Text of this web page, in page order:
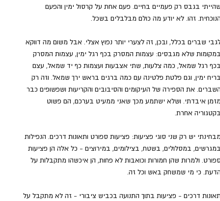
בגבס רק פעמיים בחיים. פעם אחת על קרסול ימין והפעם
זהו. לא יודע מה כולם מבלבלים בשכל.
שברים בכלל, ובכן, זה לצערי יותר נפוץ אצלי. אבל משום מה דווקא
שלא מגבסים: עצמות המסרק בכף רגל ימין, עצמות המסרק
רגל שמאל, כמה צלעות, שתי אצבעות ועצמות כף יד שמאל, עצם
ימין, וגם פלטת פלטינה עם כמה ברגים בראש ירך שמאל. וזה רק
את הספירה של העיקומים והסיבובים והקריעות ושפשופים כבר
איבדתי. ושלא ישתמע מכך שאני ממעיט בערכם, הם פשוט
אחרת.
יש רק שני סוגי פציעות: פציעות ספורט ותאונות דרכים. הנפילות
במסלולים, בשטח, בצילומים, במירוצים - כל אלה הן פציעות
ולמרות שהן חמורות וכואבות לא פחות, הן איכשהו מתקבלות על
כי מי שמשחק באש וכל זה.
דרכים - פציעות בתוך התנועה בכביש ציבורי - זה לא מתקבל על